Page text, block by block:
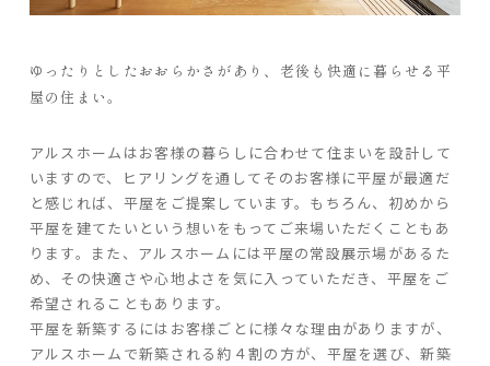
- 空間デザイン
- 内観デザイン
- 外構デザイン
性能
- 高断熱性能
- 高耐震性能
- 高耐久性能
- 保証
ゆったりとしたおおらかさがあり、老後も快適に暮らせる平
屋の住まい。
アルスホームはお客様の暮らしに合わせて住まいを設計して
いますので、ヒアリングを通してそのお客様に平屋が最適だ
と感じれば、平屋をご提案しています。もちろん、初めから
平屋を建てたいという想いをもってご来場いただくこともあ
ります。また、アルスホームには平屋の常設展示場があるた
め、その快適さや心地よさを気に入っていただき、平屋をご
希望されることもあります。
平屋を新築するにはお客様ごとに様々な理由がありますが、
アルスホームで新築される約４割の方が、平屋を選び、新築